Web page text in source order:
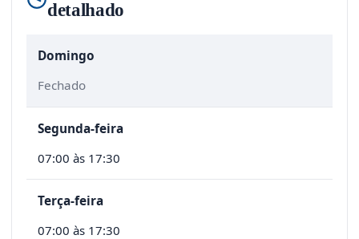
detalhado
Domingo
Fechado
Segunda-feira
07:00 às 17:30
Terça-feira
07:00 às 17:30